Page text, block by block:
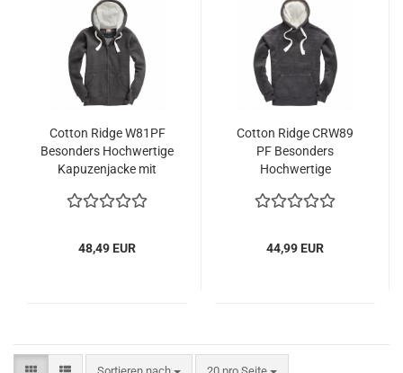
Cotton Ridge W81PF
Besonders Hochwertige
Kapuzenjacke mit
48,49 EUR
Cotton Ridge CRW89
PF Besonders
Hochwertige
44,99 EUR
Sortieren nach pro Seite